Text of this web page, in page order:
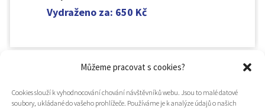
Můžeme pracovat s cookies?
Cookies slouží k vyhodnocování chování návštěvníků webu. Jsou to malé datové
soubory, ukládané do vašeho prohlížeče. Používáme je k analýze údajů o našich
Vydraženo za: 650 Kč